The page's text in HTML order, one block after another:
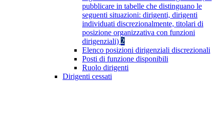
pubblicare in tabelle che distinguano le
seguenti situazioni: dirigenti, dirigenti
individuati discrezionalmente, titolari di
posizione organizzativa con funzioni
dirigenziali) 2
Elenco posizioni dirigenziali discrezionali
Posti di funzione disponibili
Ruolo dirigenti
Dirigenti cessati